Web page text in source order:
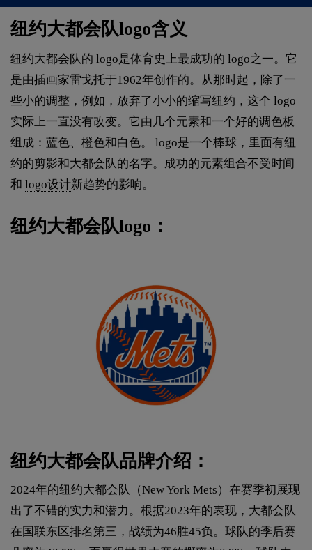
纽约大都会队logo含义
纽约大都会队的 logo是体育史上最成功的 logo之一。它
是由插画家雷戈托于1962年创作的。从那时起，除了一
些小的调整，例如，放弃了小小的缩写纽约，这个 logo
实际上一直没有改变。它由几个元素和一个好的调色板
组成：蓝色、橙色和白色。 logo是一个棒球，里面有纽
约的剪影和大都会队的名字。成功的元素组合不受时间
和 logo设计新趋势的影响。
纽约大都会队logo：
纽约大都会队品牌介绍：
2024年的纽约大都会队（New York Mets）在赛季初展现
出了不错的实力和潜力。根据2023年的表现，大都会队
在国联东区排名第三，战绩为46胜45负。球队的季后赛